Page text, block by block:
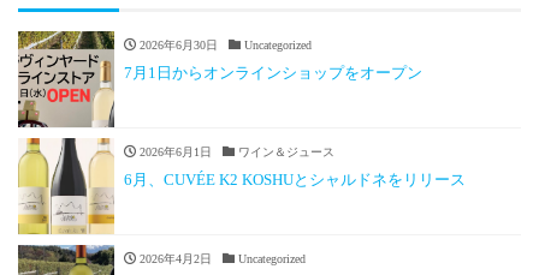
2026年6月30日 Uncategorized
7月1日からオンラインショップをオープン
2026年6月1日 ワイン＆ジュース
6月、CUVÉE K2 KOSHUとシャルドネをリリース
2026年4月2日 Uncategorized